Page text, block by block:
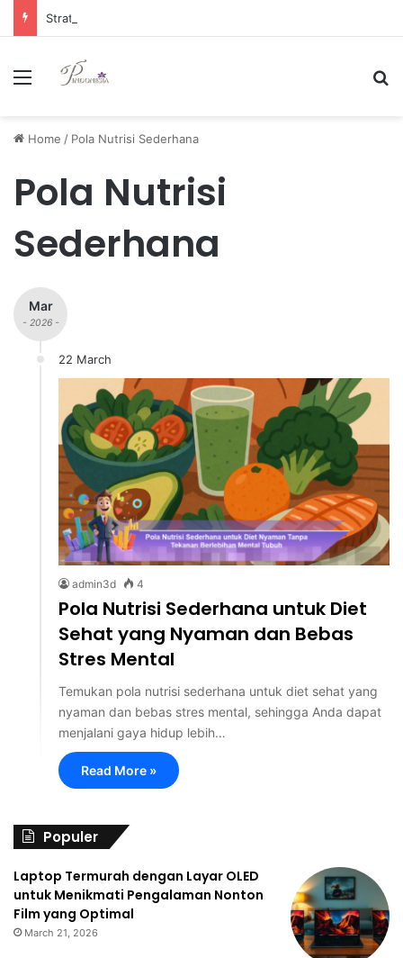
Menu
Home / Pola Nutrisi Sederhana
Pola Nutrisi
Sederhana
Mar
- 2026 -
22 March
admin3d 4
Pola Nutrisi Sederhana untuk Diet
Sehat yang Nyaman dan Bebas
Stres Mental
Temukan pola nutrisi sederhana untuk diet sehat yang
nyaman dan bebas stres mental, sehingga Anda dapat
menjalani gaya hidup lebih…
Read More »
Populer
Laptop Termurah dengan Layar OLED
untuk Menikmati Pengalaman Nonton
Film yang Optimal
March 21, 2026